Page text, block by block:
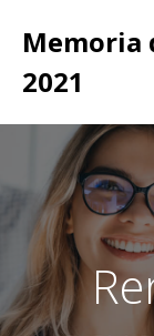
Memoria
2021